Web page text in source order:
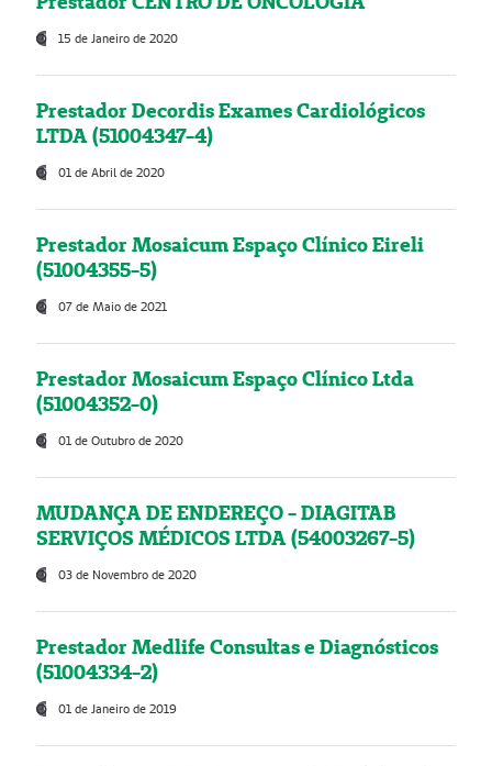
15 de Janeiro de 2020
Prestador Decordis Exames Cardiológicos
LTDA (51004347-4)
01 de Abril de 2020
Prestador Mosaicum Espaço Clínico Eireli
(51004355-5)
07 de Maio de 2021
Prestador Mosaicum Espaço Clínico Ltda
(51004352-0)
01 de Outubro de 2020
MUDANÇA DE ENDEREÇO - DIAGITAB
SERVIÇOS MÉDICOS LTDA (54003267-5)
03 de Novembro de 2020
Prestador Medlife Consultas e Diagnósticos
(51004334-2)
01 de Janeiro de 2019